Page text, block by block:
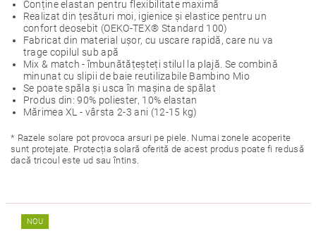
Conține elastan pentru flexibilitate maximă
Realizat din țesături moi, igienice și elastice pentru un
confort deosebit (OEKO-TEX® Standard 100)
Fabricat din material ușor, cu uscare rapidă, care nu va
trage copilul sub apă
Mix & match - îmbunătățeșteți stilul la plajă. Se combină
minunat cu slipii de baie reutilizabile Bambino Mio
Se poate spăla și usca în mașina de spălat
Produs din: 90% poliester, 10% elastan
Mărimea XL - vârsta 2-3 ani (12-15 kg)
* Razele solare pot provoca arsuri pe piele. Numai zonele acoperite
sunt protejate. Protecția solară oferită de acest produs poate fi redusă
dacă tricoul este ud sau întins.
NOU